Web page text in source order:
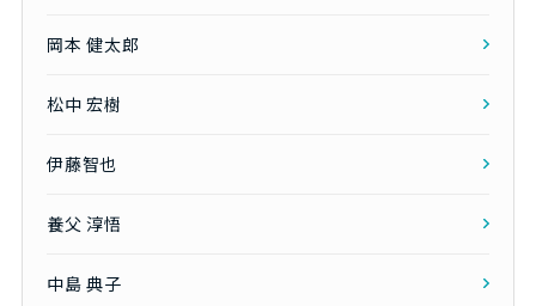
岡本 健太郎
松中 宏樹
伊藤智也
養父 淳悟
中島 典子